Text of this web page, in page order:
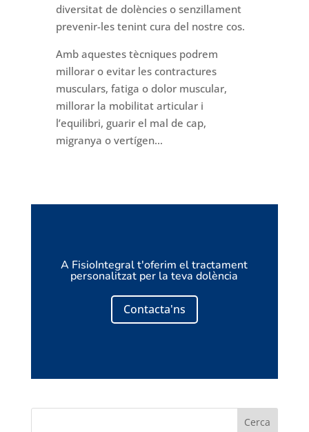
diversitat de dolències o senzillament
prevenir-les tenint cura del nostre cos.
Amb aquestes tècniques podrem
millorar o evitar les contractures
musculars, fatiga o dolor muscular,
millorar la mobilitat articular i
l’equilibri, guarir el mal de cap,
migranya o vertígen…
A FisioIntegral t'oferim el tractament
personalitzat per la teva dolència
Contacta'ns